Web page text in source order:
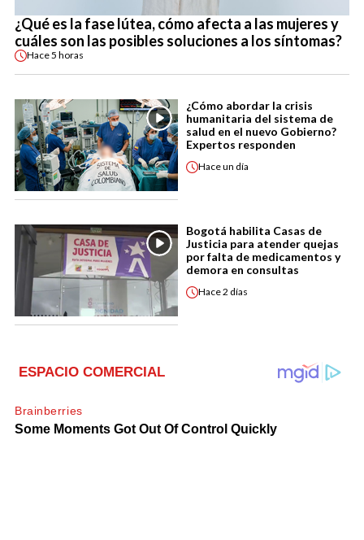
¿Qué es la fase lútea, cómo afecta a las mujeres y
cuáles son las posibles soluciones a los síntomas?
Hace5 horas
¿Cómo abordar la crisis
humanitaria del sistema de
salud en el nuevo Gobierno?
Expertos responden
Haceun día
Bogotá habilita Casas de
Justicia para atender quejas
por falta de medicamentos y
demora en consultas
Hace2 días